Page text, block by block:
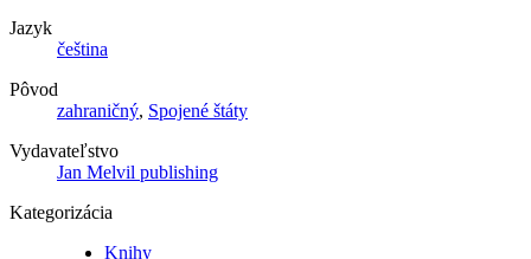
Jazyk
čeština
Pôvod
zahraničný, Spojené štáty
Vydavateľstvo
Jan Melvil publishing
Kategorizácia
Knihy